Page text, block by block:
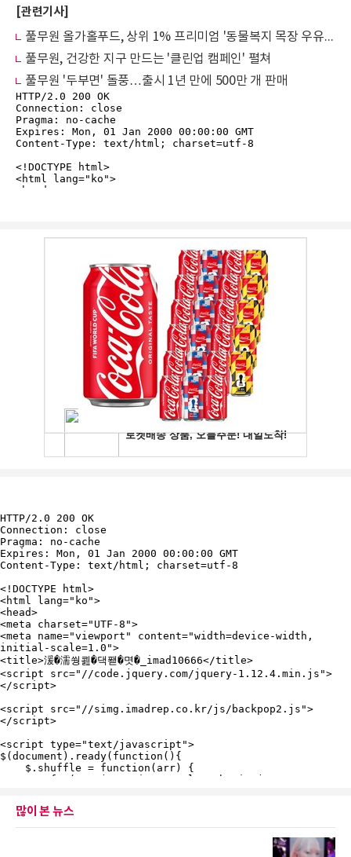
[관련기사]
풀무원 올가홀푸드, 상위 1% 프리미엄 '동물복지 목장 우유' 출시
풀무원, 건강한 지구 만드는 '클린업 캠페인' 펼쳐
풀무원 '두부면' 돌풍…출시 1년 만에 500만 개 판매
많이 본 뉴스